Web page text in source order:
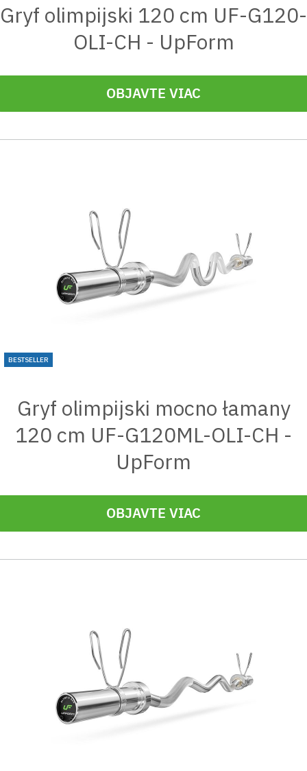
Gryf olimpijski 120 cm UF-G120-
OLI-CH - UpForm
OBJAVTE VIAC
BESTSELLER
Gryf olimpijski mocno łamany
120 cm UF-G120ML-OLI-CH -
UpForm
OBJAVTE VIAC